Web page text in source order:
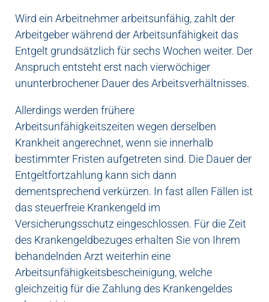
Wird ein Arbeitnehmer arbeitsunfähig, zahlt der
Arbeitgeber während der Arbeitsunfähigkeit das
Entgelt grundsätzlich für sechs Wochen weiter. Der
Anspruch entsteht erst nach vierwöchiger
ununterbrochener Dauer des Arbeitsverhältnisses.
Allerdings werden frühere
Arbeitsunfähigkeitszeiten wegen derselben
Krankheit angerechnet, wenn sie innerhalb
bestimmter Fristen aufgetreten sind. Die Dauer der
Entgeltfortzahlung kann sich dann
dementsprechend verkürzen. In fast allen Fällen ist
das steuerfreie Krankengeld im
Versicherungsschutz eingeschlossen. Für die Zeit
des Krankengeldbezuges erhalten Sie von Ihrem
behandelnden Arzt weiterhin eine
Arbeitsunfähigkeitsbescheinigung, welche
gleichzeitig für die Zahlung des Krankengeldes